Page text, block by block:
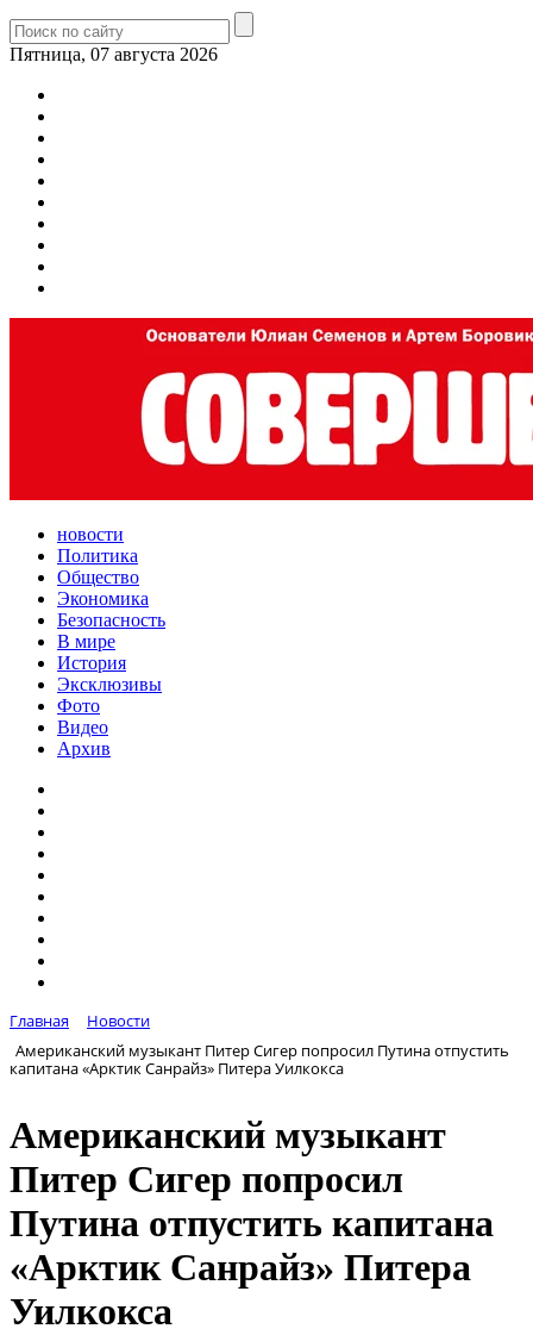
Пятница, 07 августа 2026
новости
Политика
Общество
Экономика
Безопасность
В мире
История
Эксклюзивы
Фото
Видео
Архив
Главная
Новости
Американский музыкант Питер Сигер попросил Путина отпустить
капитана «Арктик Санрайз» Питера Уилкокса
Американский музыкант
Питер Сигер попросил
Путина отпустить капитана
«Арктик Санрайз» Питера
Уилкокса